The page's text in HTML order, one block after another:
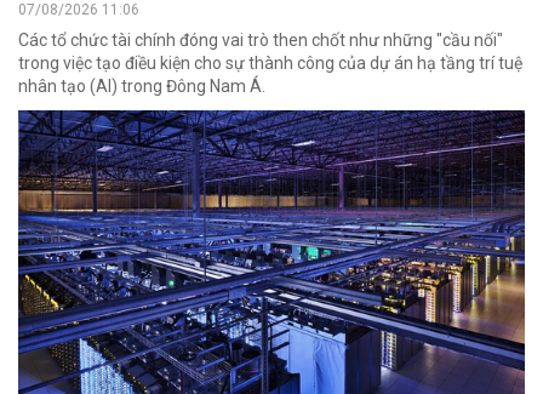
07/08/2026 11:06
Các tổ chức tài chính đóng vai trò then chốt như những "cầu nối"
trong việc tạo điều kiện cho sự thành công của dự án hạ tầng trí tuệ
nhân tạo (AI) trong Đông Nam Á.